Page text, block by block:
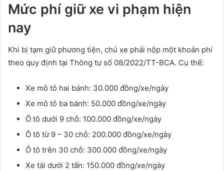
Mức phí giữ xe vi phạm hiện
nay
Khi bị tạm giữ phương tiện, chủ xe phải nộp một khoản phí
theo quy định tại Thông tư số 08/2022/TT-BCA. Cụ thể:
Xe mô tô hai bánh: 30.000 đồng/xe/ngày
Xe mô tô ba bánh: 50.000 đồng/xe/ngày
Ô tô dưới 9 chỗ: 100.000 đồng/xe/ngày
Ô tô từ 9 – 30 chỗ: 200.000 đồng/xe/ngày
Ô tô trên 30 chỗ: 300.000 đồng/xe/ngày
Xe tải dưới 2 tấn: 150.000 đồng/xe/ngày